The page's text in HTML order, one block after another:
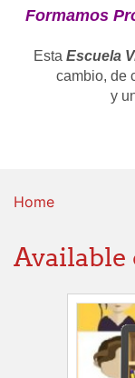
Formamos
Esta Escuela
cambio, de
y
Home
Available